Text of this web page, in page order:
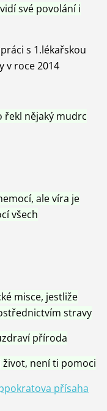
své povolání i
s 1.lékařskou
v roce 2014
řekl nějaký mudrc
ale víra je
všech
misce, jestliže
stravy
příroda
není ti pomoci
přísaha